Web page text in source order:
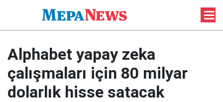
Alphabet yapay zeka
çalışmaları için 80 milyar
dolarlık hisse satacak